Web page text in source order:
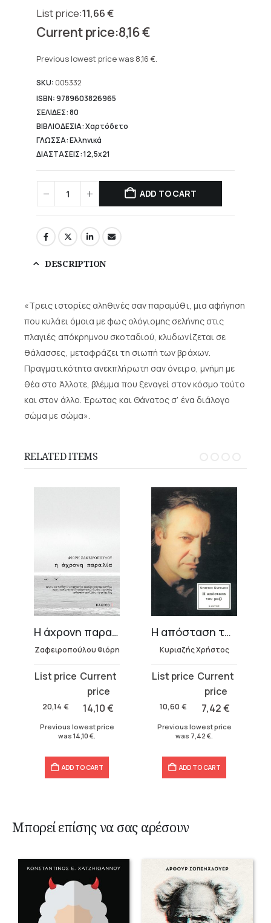
11,66€
Original
price
11,66 €.
8,16€
price
8,16 €.
Previous lowest price was 8,16 €.
SKU: 005332
ISBN: 9789603826965
ΣΕΛΙΔΕΣ: 80
ΒΙΒΛΙΟΔΕΣΙΑ: Χαρτόδετο
ΓΛΩΣΣΑ: Ελληνικά
ΔΙΑΣΤΑΣΕΙΣ: 12,5x21
ADD TO CART
DESCRIPTION
«Τρεις ιστορίες αληθινές σαν παραμύθι, μια αφήγηση
που κυλάει όμοια με φως ολόγιομης σελήνης στις
πλαγιές απόκρημνου σκοταδιού, κλυδωνίζεται σε
θάλασσες, μεταφράζει τη σιωπή των βράχων.
Πραγματικότητα ανεκπλήρωτη σαν όνειρο, μνήμη με
θέα στο Άλλοτε, βλέμμα που ξεναγεί στον κόσμο τούτο
και στον άλλο. Έρωτας και Θάνατος σ’ ένα διάλογο
σώμα με σώμα».
RELATED ITEMS
Η άχρονη παραλία
Ζαφειροπούλου Φιόρη
20,14€
Original
was:
14,10€
Current
Previous lowest price
was14,10€ .
ADD TO CART
Η απόσταση του μαζί
Κυριαζής Χρήστος
10,60€
Original
was:
7,42€
Current
Previous lowest price
was7,42€ .
ADD TO CART
Μπορεί επίσης να σας αρέσουν